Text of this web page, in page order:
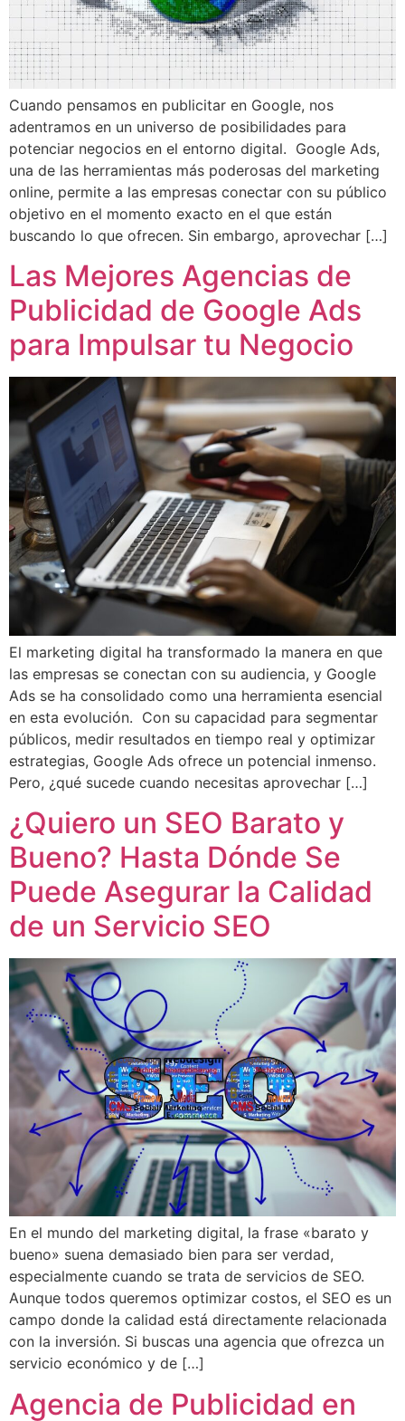
Cuando pensamos en publicitar en Google, nos
adentramos en un universo de posibilidades para
potenciar negocios en el entorno digital. Google Ads,
una de las herramientas más poderosas del marketing
online, permite a las empresas conectar con su público
objetivo en el momento exacto en el que están
buscando lo que ofrecen. Sin embargo, aprovechar […]
Las Mejores Agencias de
Publicidad de Google Ads
para Impulsar tu Negocio
El marketing digital ha transformado la manera en que
las empresas se conectan con su audiencia, y Google
Ads se ha consolidado como una herramienta esencial
en esta evolución. Con su capacidad para segmentar
públicos, medir resultados en tiempo real y optimizar
estrategias, Google Ads ofrece un potencial inmenso.
Pero, ¿qué sucede cuando necesitas aprovechar […]
¿Quiero un SEO Barato y
Bueno? Hasta Dónde Se
Puede Asegurar la Calidad
de un Servicio SEO
En el mundo del marketing digital, la frase «barato y
bueno» suena demasiado bien para ser verdad,
especialmente cuando se trata de servicios de SEO.
Aunque todos queremos optimizar costos, el SEO es un
campo donde la calidad está directamente relacionada
con la inversión. Si buscas una agencia que ofrezca un
servicio económico y de […]
Agencia de Publicidad en